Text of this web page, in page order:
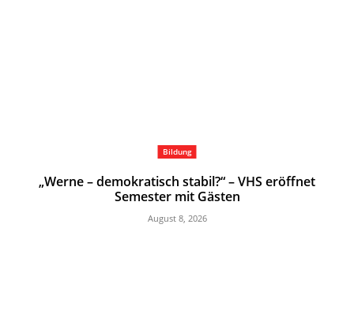
Bildung
„Werne – demokratisch stabil?“ – VHS eröffnet
Semester mit Gästen
August 8, 2026